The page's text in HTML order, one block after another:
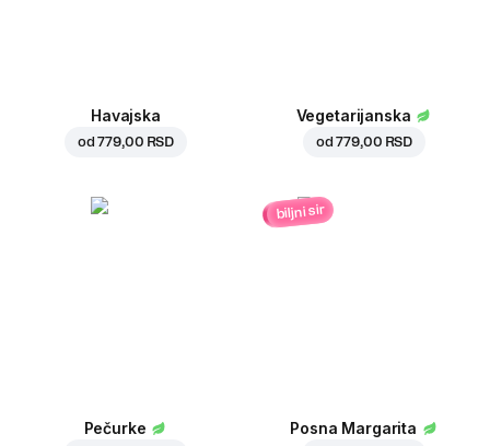
Havajska
od779,00 RSD
Vegetarijanska
od779,00 RSD
Pečurke
biljni sir
Posna Margarita